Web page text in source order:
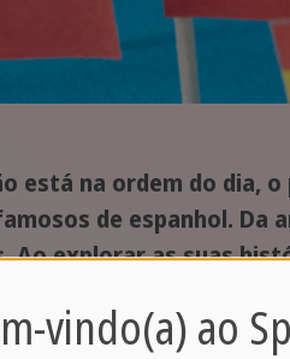
está na ordem do dia,
de espanhol. Da
explorar as suas
esta língua cheia de
uma inspiração para
vindo(a) ao